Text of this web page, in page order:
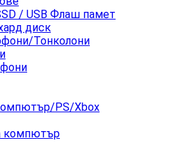
/ USB Флаш памет
диск
Тонколони
PS/Xbox
компютър